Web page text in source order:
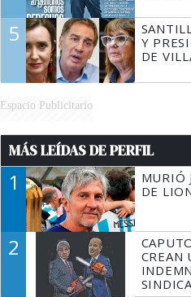
5
Y
DE
Espacio Publicitario
MÁS LEÍDAS DE PERFIL
1
MURIÓ
DE
2
CREAN